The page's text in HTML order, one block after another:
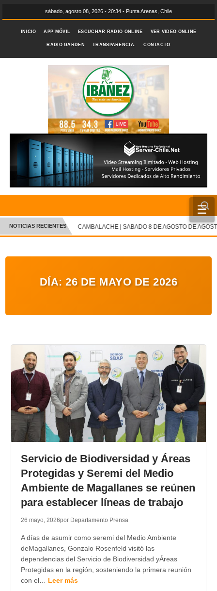
sábado, agosto 08, 2026 - 20:34 - Punta Arenas, Chile
INICIO APP MÓVIL ESCUCHAR RADIO ONLINE VER VIDEO ONLINE
RADIO GARDEN TRANSPARENCIA. CONTACTO
☰
INICIO
CRÓNICA
ENTRETENIMIENTO Y CULTURA
AUDIOS
VIDEOS
GALERIA DE FOTOS
APP MÓVIL
NOTICIAS RECIENTES CAMBALACHE | SABADO 8 DE AGOSTO DE
DÍA:26 DE MAYO DE 2026
Servicio de Biodiversidad y Áreas
Protegidas y Seremi del Medio
Ambiente de Magallanes se reúnen
para establecer líneas de trabajo
26 mayo, 2026por Departamento Prensa
A días de asumir como seremi del Medio Ambiente
deMagallanes, Gonzalo Rosenfeld visitó las
dependencias del Servicio de Biodiversidad yÁreas
Protegidas en la región, sosteniendo la primera reunión
con el… Leer más